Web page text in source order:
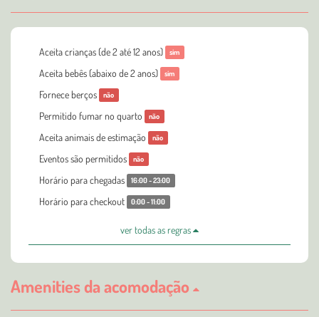
Aceita crianças (de 2 até 12 anos) sim
Aceita bebês (abaixo de 2 anos) sim
Fornece berços não
Permitido fumar no quarto não
Aceita animais de estimação não
Eventos são permitidos não
Horário para chegadas 16:00 - 23:00
Horário para checkout 0:00 - 11:00
ver todas as regras
Amenities da acomodação